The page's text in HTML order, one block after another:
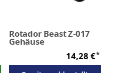
Rotador Beast Z-017
Gehäuse
14,28 €*